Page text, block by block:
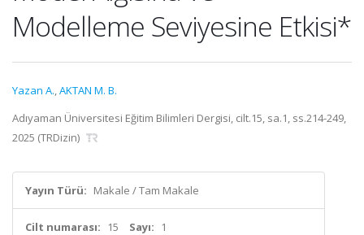
Modelleme Seviyesine Etkisi*
Yazan A.,AKTAN M. B.
Adıyaman Üniversitesi Eğitim Bilimleri Dergisi, cilt.15, sa.1, ss.214-249,
2025 (TRDizin)
Yayın Türü: Makale / Tam Makale
Cilt numarası: 15 Sayı: 1